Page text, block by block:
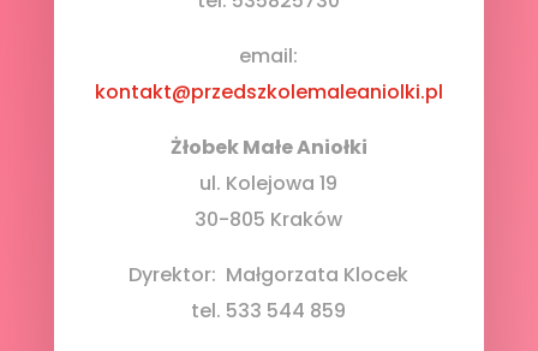
email:
kontakt@przedszkolemaleaniolki.pl
Żłobek Małe Aniołki
ul. Kolejowa 19
30-805 Kraków
Dyrektor: Małgorzata Klocek
tel. 533 544 859